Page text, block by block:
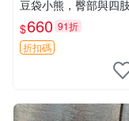
豆袋小熊，臀部與四
坐高11公分，附原盒
收藏。藍鼻子小熊，值
玩具 憶熊
$660 91折
折扣碼